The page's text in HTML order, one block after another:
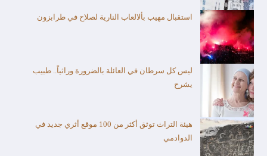
استقبال مهيب بألالعاب النارية لصلاح في طرابزون
ليس كل سرطان في العائلة بالضرورة وراثياً.. طبيب
يشرح
هيئة التراث توثق أكثر من 100 موقع أثري جديد في
الدوادمي